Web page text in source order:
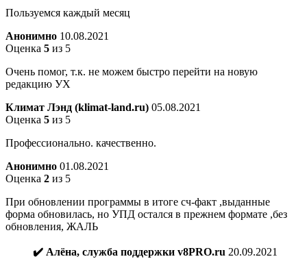
Пользуемся каждый месяц
Анонимно 10.08.2021
Оценка 5 из 5
Очень помог, т.к. не можем быстро перейти на новую
редакцию УХ
Климат Лэнд (klimat-land.ru) 05.08.2021
Оценка 5 из 5
Профессионально. качественно.
Анонимно 01.08.2021
Оценка 2 из 5
При обновлении программы в итоге сч-факт ,выданные
форма обновилась, но УПД остался в прежнем формате ,без
обновления, ЖАЛЬ
✔️ Алёна, служба поддержки v8PRO.ru 20.09.2021